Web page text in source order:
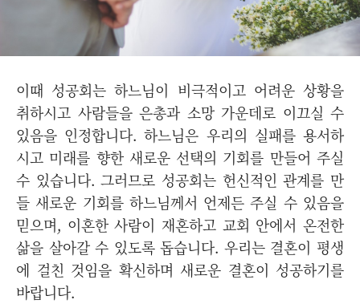
이때 성공회는 하느님이 비극적이고 어려운 상황을
취하시고 사람들을 은총과 소망 가운데로 이끄실 수
있음을 인정합니다. 하느님은 우리의 실패를 용서하
시고 미래를 향한 새로운 선택의 기회를 만들어 주실
수 있습니다. 그러므로 성공회는 헌신적인 관계를 만
들 새로운 기회를 하느님께서 언제든 주실 수 있음을
믿으며, 이혼한 사람이 재혼하고 교회 안에서 온전한
삶을 살아갈 수 있도록 돕습니다. 우리는 결혼이 평생
에 걸친 것임을 확신하며 새로운 결혼이 성공하기를
바랍니다.